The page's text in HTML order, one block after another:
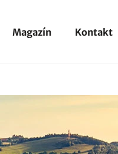
Magazín Kontakt